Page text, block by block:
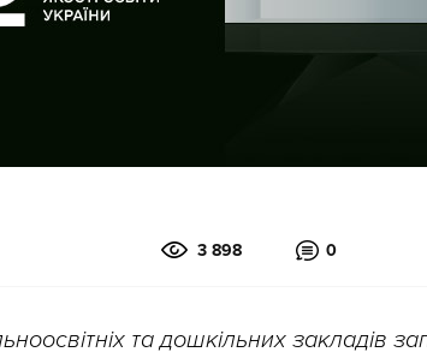
3 898 0
та дошкільних закладів